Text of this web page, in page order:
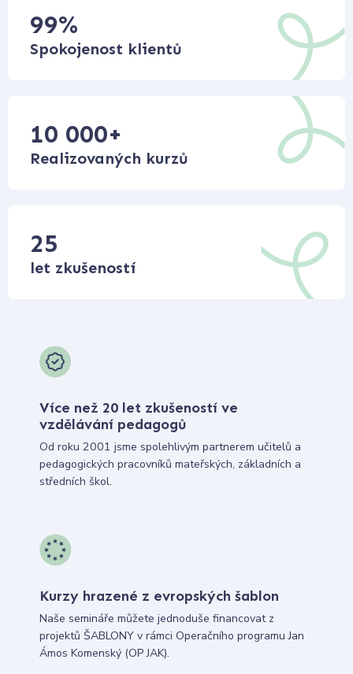
99%
Spokojenost klientů
10 000+
Realizovaných kurzů
25
let zkušeností
Více než 20 let zkušeností ve
vzdělávání pedagogů
Od roku 2001 jsme spolehlivým partnerem učitelů a
pedagogických pracovníků mateřských, základních a
středních škol.
Kurzy hrazené z evropských šablon
Naše semináře můžete jednoduše financovat z
projektů ŠABLONY v rámci Operačního programu Jan
Ámos Komenský (OP JAK).